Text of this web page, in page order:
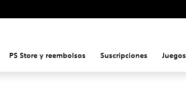
PS Store y reembolsos Suscripciones Juegos